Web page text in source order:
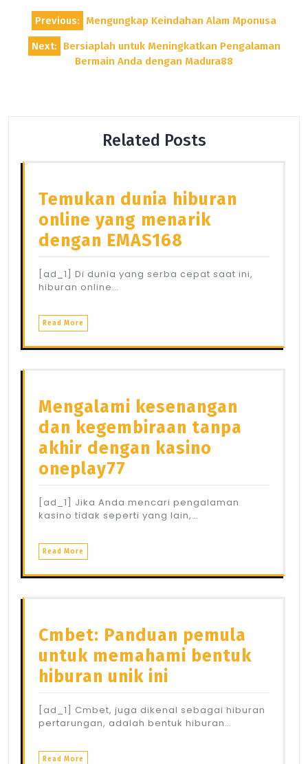
Post
navigation
Previous: Mengungkap Keindahan Alam Mponusa
Next:
Bersiaplah untuk Meningkatkan Pengalaman
Bermain Anda dengan Madura88
Related Posts
Temukan dunia hiburan
online yang menarik
dengan EMAS168
[ad_1] Di dunia yang serba cepat saat ini,
hiburan online…
Read More
Mengalami kesenangan
dan kegembiraan tanpa
akhir dengan kasino
oneplay77
[ad_1] Jika Anda mencari pengalaman
kasino tidak seperti yang lain,…
Read More
Cmbet: Panduan pemula
untuk memahami bentuk
hiburan unik ini
[ad_1] Cmbet, juga dikenal sebagai hiburan
pertarungan, adalah bentuk hiburan…
Read More